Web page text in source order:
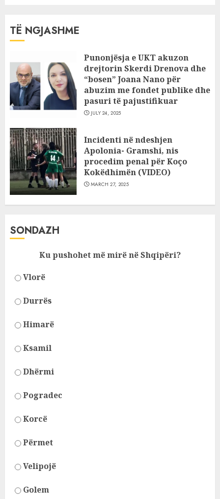
TË NGJASHME
Punonjësja e UKT akuzon
drejtorin Skerdi Drenova dhe
“bosen” Joana Nano për
abuzim me fondet publike dhe
pasuri të pajustifikuar
JULY 24, 2025
Incidenti në ndeshjen
Apolonia- Gramshi, nis
procedim penal për Koço
Kokëdhimën (VIDEO)
MARCH 27, 2025
SONDAZH
Ku pushohet më mirë në Shqipëri?
Vlorë
Durrës
Himarë
Ksamil
Dhërmi
Pogradec
Korcë
Përmet
Velipojë
Golem